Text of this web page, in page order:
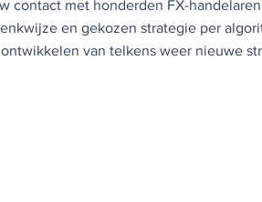
contact met honderden FX-
en gekozen strategie per
van telkens weer nieuwe